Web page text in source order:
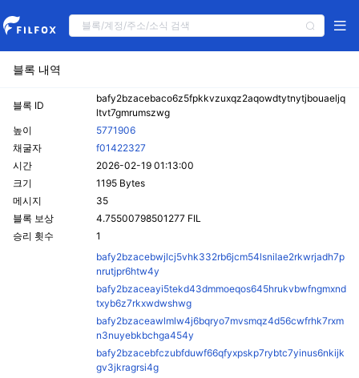
블록 내역
블록 ID
bafy2bzacebaco6z5fpkkvzuxqz2aqowdtytnytjbouaeljq
ltvt7gmrumszwg
높이
5771906
채굴자
f01422327
시간
2026-02-19 01:13:00
크기
1195 Bytes
메시지
35
블록 보상
4.75500798501277 FIL
승리 횟수
1
bafy2bzacebwjlcj5vhk332rb6jcm54lsnilae2rkwrjadh7p
nrutjpr6htw4y
bafy2bzaceayi5tekd43dmmoeqos645hrukvbwfngmxnd
txyb6z7rkxwdwshwg
bafy2bzaceawlmlw4j6bqryo7mvsmqz4d56cwfrhk7rxm
n3nuyebkbchga454y
bafy2bzacebfczubfduwf66qfyxpskp7rybtc7yinus6nkijk
gv3jkragrsi4g